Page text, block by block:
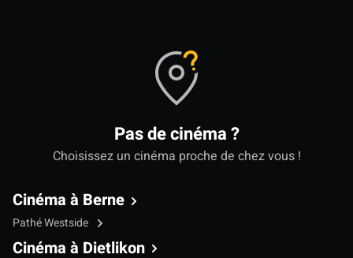
Pas de cinéma ?
Choisissez un cinéma proche de chez vous !
Cinéma à Berne
Pathé Westside
Cinéma à Dietlikon